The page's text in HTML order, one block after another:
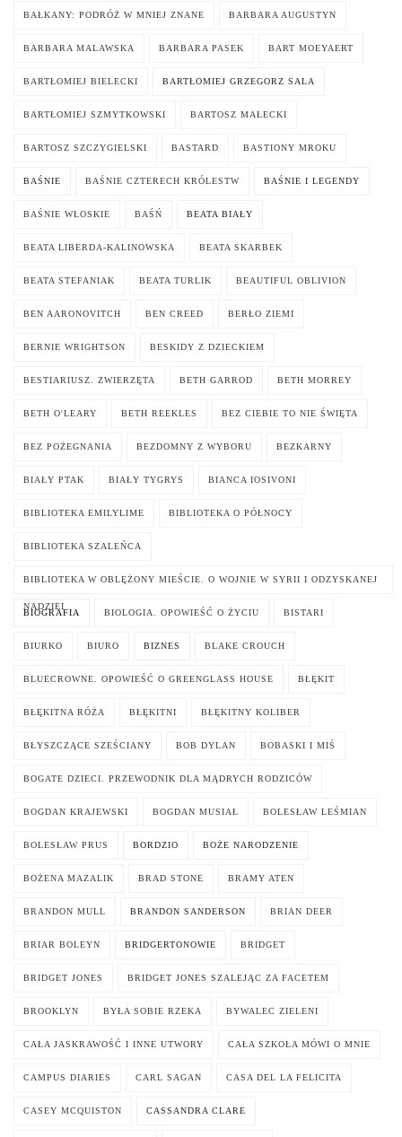
BAŁKANY: PODRÓŻ W MNIEJ ZNANE BARBARA AUGUSTYN
BARBARA MALAWSKA BARBARA PASEK BART MOEYAERT
BARTŁOMIEJ BIELECKI BARTŁOMIEJ GRZEGORZ SALA
BARTŁOMIEJ SZMYTKOWSKI BARTOSZ MAŁECKI
BARTOSZ SZCZYGIELSKI BASTARD BASTIONY MROKU
BAŚNIE BAŚNIE CZTERECH KRÓLESTW BAŚNIE I LEGENDY
BAŚNIE WŁOSKIE BAŚŃ BEATA BIAŁY
BEATA LIBERDA-KALINOWSKA BEATA SKARBEK
BEATA STEFANIAK BEATA TURLIK BEAUTIFUL OBLIVION
BEN AARONOVITCH BEN CREED BERŁO ZIEMI
BERNIE WRIGHTSON BESKIDY Z DZIECKIEM
BESTIARIUSZ. ZWIERZĘTA BETH GARROD BETH MORREY
BETH O'LEARY BETH REEKLES BEZ CIEBIE TO NIE ŚWIĘTA
BEZ POŻEGNANIA BEZDOMNY Z WYBORU BEZKARNY
BIAŁY PTAK BIAŁY TYGRYS BIANCA IOSIVONI
BIBLIOTEKA EMILYLIME BIBLIOTEKA O PÓŁNOCY
BIBLIOTEKA SZALEŃCA
BIBLIOTEKA W OBLĘŻONY MIEŚCIE. O WOJNIE W SYRII I ODZYSKANEJ
NADZIEI
BIOGRAFIA BIOLOGIA. OPOWIEŚĆ O ŻYCIU BISTARI
BIURKO BIURO BIZNES BLAKE CROUCH
BLUECROWNE. OPOWIEŚĆ O GREENGLASS HOUSE BŁĘKIT
BŁĘKITNA RÓŻA BŁĘKITNI BŁĘKITNY KOLIBER
BŁYSZCZĄCE SZEŚCIANY BOB DYLAN BOBASKI I MIŚ
BOGATE DZIECI. PRZEWODNIK DLA MĄDRYCH RODZICÓW
BOGDAN KRAJEWSKI BOGDAN MUSIAŁ BOLESŁAW LEŚMIAN
BOLESŁAW PRUS BORDZIO BOŻE NARODZENIE
BOŻENA MAZALIK BRAD STONE BRAMY ATEN
BRANDON MULL BRANDON SANDERSON BRIAN DEER
BRIAR BOLEYN BRIDGERTONOWIE BRIDGET
BRIDGET JONES BRIDGET JONES SZALEJĄC ZA FACETEM
BROOKLYN BYŁA SOBIE RZEKA BYWALEC ZIELENI
CAŁA JASKRAWOŚĆ I INNE UTWORY CAŁA SZKOŁA MÓWI O MNIE
CAMPUS DIARIES CARL SAGAN CASA DEL LA FELICITA
CASEY MCQUISTON CASSANDRA CLARE